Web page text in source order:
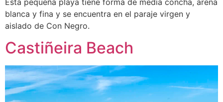
blanca y fina y se encuentra en el paraje virgen y
aislado de Con Negro.
Castiñeira Beach